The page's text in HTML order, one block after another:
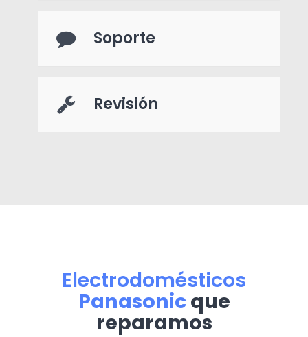
Soporte
Revisión
Electrodomésticos
Panasonicque
reparamos